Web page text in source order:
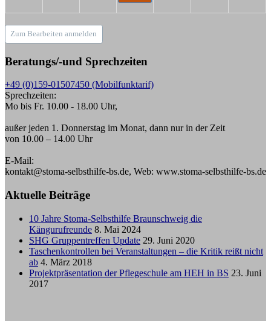
Zum Bearbeiten anmelden
Beratungs/-und Sprechzeiten
+49 (0)159-01507450 (Mobilfunktarif)
Sprechzeiten:
Mo bis Fr. 10.00 - 18.00 Uhr,
außer jeden 1. Donnerstag im Monat, dann nur in der Zeit
von 10.00 – 14.00 Uhr
E-Mail:
kontakt@stoma-selbsthilfe-bs.de, Web: www.stoma-selbsthilfe-bs.de
Aktuelle Beiträge
10 Jahre Stoma-Selbsthilfe Braunschweig die
Kängurufreunde 8. Mai 2024
SHG Gruppentreffen Update 29. Juni 2020
Taschenkontrollen bei Veranstaltungen – die Kritik reißt nicht
ab 4. März 2018
Projektpräsentation der Pflegeschule am HEH in BS 23. Juni
2017